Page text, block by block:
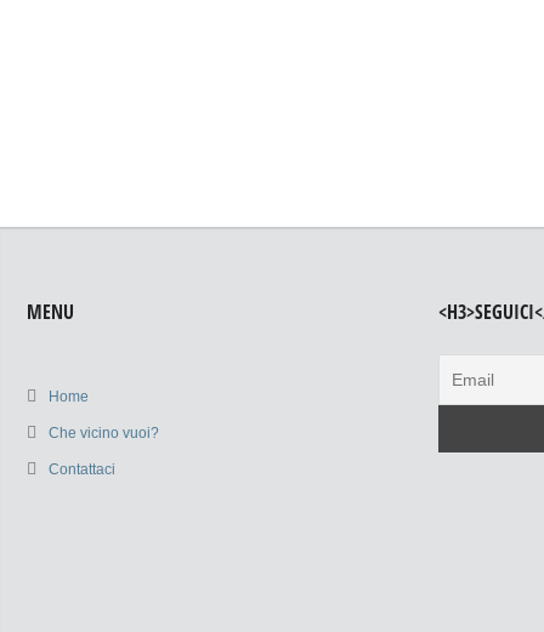
MENU
Home
Che vicino vuoi?
Contattaci